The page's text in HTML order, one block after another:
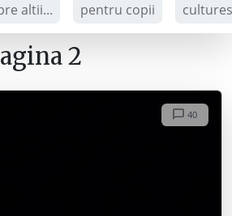
altii... pentru copii
2
40